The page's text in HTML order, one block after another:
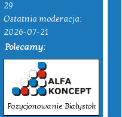
29
Ostatnia moderacja:
2026-07-21
Polecamy:
Pozycjonowanie Białystok